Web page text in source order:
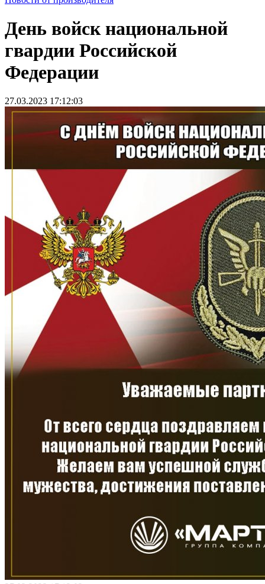
День войск национальной
гвардии Российской
Федерации
27.03.2023 17:12:03